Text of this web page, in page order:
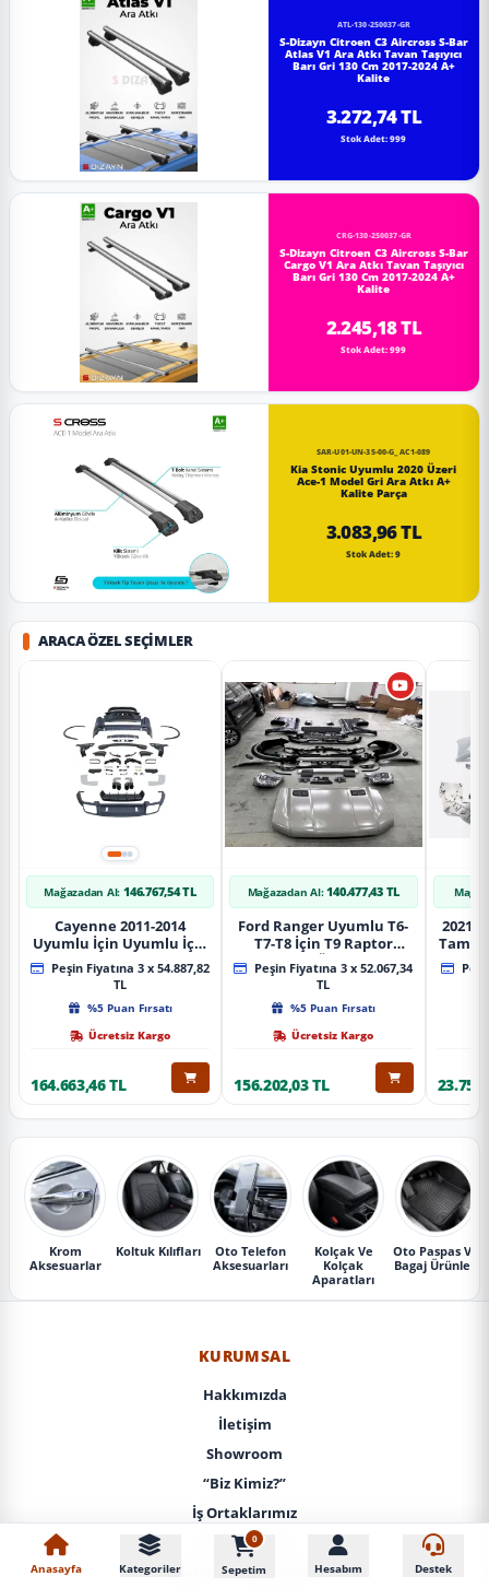
ATL-130-250037-GR
S-Dizayn Citroen C3 Aircross S-Bar
Atlas V1 Ara Atkı Tavan Taşıyıcı
Barı Gri 130 Cm 2017-2024 A+
Kalite
3.272,74 TL
Stok Adet: 999
CRG-130-250037-GR
S-Dizayn Citroen C3 Aircross S-Bar
Cargo V1 Ara Atkı Tavan Taşıyıcı
Barı Gri 130 Cm 2017-2024 A+
Kalite
2.245,18 TL
Stok Adet: 999
SAR-U01-UN-35-00-G_AC1-089
Kia Stonic Uyumlu 2020 Üzeri
Ace-1 Model Gri Ara Atkı A+
Kalite Parça
3.083,96 TL
Stok Adet: 9
ARACA ÖZEL SEÇIMLER
Mağazadan Al: 146.767,54 TL
Cayenne 2011-2014
Uyumlu İçin Uyumlu İçin
2019+ Bagaj Facelift
Parça
Peşin Fiyatına 3 x 54.887,82
TL
%5 Puan Fırsatı
Ücretsiz Kargo
164.663,46 TL
Mağazadan Al: 140.477,43 TL
Ford Ranger Uyumlu T6-
T7-T8 İçin T9 Raptor
Dönüşüm (Ön Arka Full)
Parça
Peşin Fiyatına 3 x 52.067,34
TL
%5 Puan Fırsatı
Ücretsiz Kargo
156.202,03 TL
2021+
Krom
Aksesuarlar
Koltuk Kılıfları
Oto Telefon
Aksesuarları
Kolçak Ve
Kolçak
Aparatları
Oto Paspas Ve
Bagaj Ürünleri
KURUMSAL
Hakkımızda
İletişim
Showroom
“Biz Kimiz?”
İş Ortaklarımız
KVKK / Gizlilik
Mesafeli Satış Sözleşmesi
Anasayfa Kategoriler
0
Sepetim Hesabım Destek